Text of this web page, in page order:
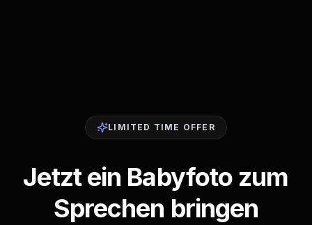
LIMITED TIME OFFER
Jetzt ein Babyfoto zum
Sprechen bringen